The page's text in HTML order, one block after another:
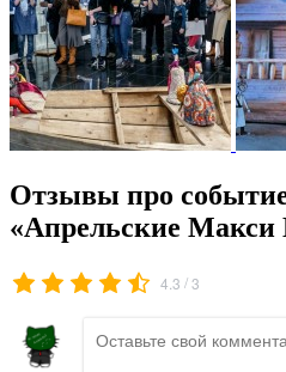
Отзывы про
«Апрельские
4.3 /3